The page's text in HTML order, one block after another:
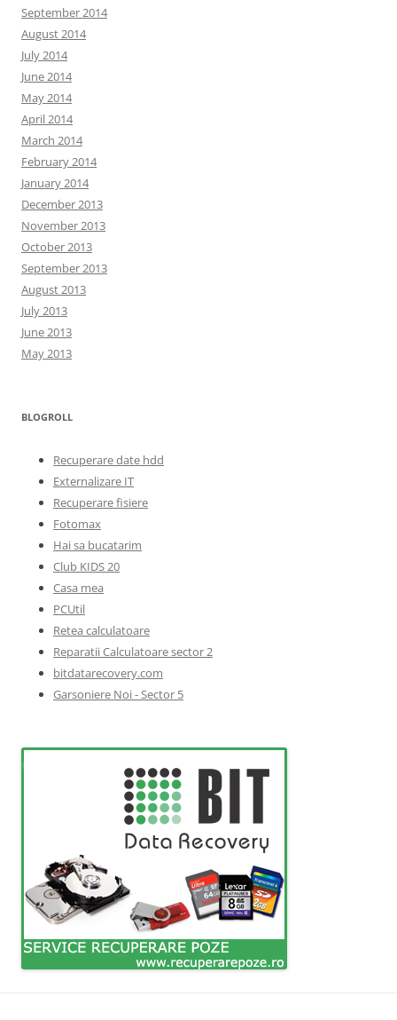
September 2014
August 2014
July 2014
June 2014
May 2014
April 2014
March 2014
February 2014
January 2014
December 2013
November 2013
October 2013
September 2013
August 2013
July 2013
June 2013
May 2013
BLOGROLL
Recuperare date hdd
Externalizare IT
Recuperare fisiere
Fotomax
Hai sa bucatarim
Club KIDS 20
Casa mea
PCUtil
Retea calculatoare
Reparatii Calculatoare sector 2
bitdatarecovery.com
Garsoniere Noi - Sector 5